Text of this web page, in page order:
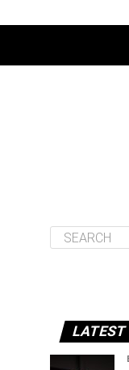
LATEST